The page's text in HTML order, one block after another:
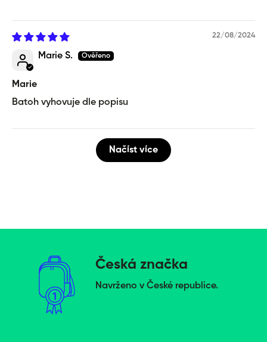
22/08/2024
Marie S.
Marie
Batoh vyhovuje dle popisu
Načíst více
Česká značka
Navrženo v České republice.